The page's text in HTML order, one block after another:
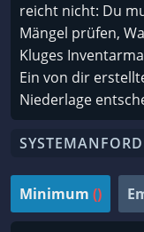
reicht nicht: Du
Mängel prüfen,
Kluges
Ein von dir
Niederlage
Minimum ()